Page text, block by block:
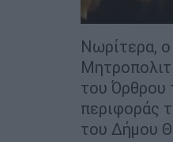
Νωρίτερα, ο
του Όρθρου
περιφοράς
του Δήμου